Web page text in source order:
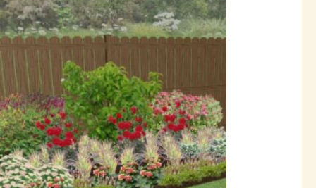
(31)
(30)
(1)
(0)
(19)